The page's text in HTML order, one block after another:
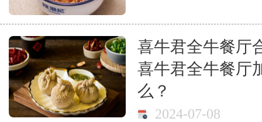
喜牛君全牛餐厅
喜牛君全牛餐厅
么？
2024-07-08